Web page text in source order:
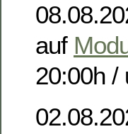
auf
20:00h /